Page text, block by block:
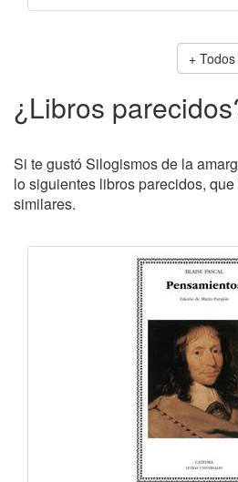
¿Libros
Si te gustó Silogismos de la
lo siguientes libros parecidos,
similares.